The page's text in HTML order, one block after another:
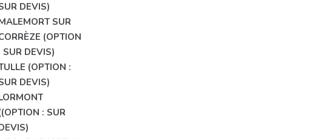
DEVIS)
SUR
(OPTION
SUR DEVIS)
(OPTION :
DEVIS)
: SUR
VOUS
?